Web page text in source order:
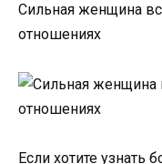
Сильная женщина
отношениях
Если хотите узнать